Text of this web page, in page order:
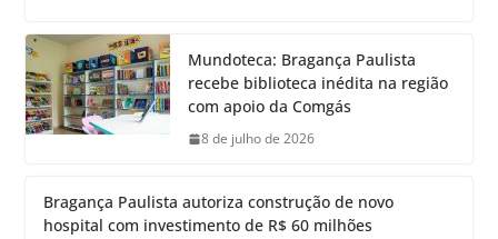
Mundoteca: Bragança Paulista
recebe biblioteca inédita na região
com apoio da Comgás
8 de julho de 2026
Bragança Paulista autoriza construção de novo
hospital com investimento de R$ 60 milhões